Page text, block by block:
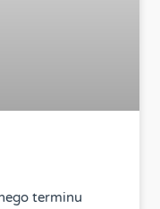
terminu